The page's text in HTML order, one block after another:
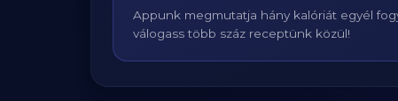
Appunk megmutatja hány kalóriát egyél
válogass több száz receptünk közül!